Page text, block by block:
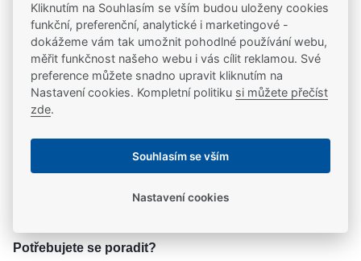
20 let na trhu
Poradíme vám, máme 20 let zkušeností
Popis
Protiplech pro elektromechanické a mechanické
zámky EL420, MP420, EL520, MP520, EL460,
EL560L, EL060, EL260, EL160, EL360, EL166,
Ke stažení
Parametry a specifikace
Potřebujete se poradit?
Kliknutím na Souhlasím se vším budou uloženy cookies
funkční, preferenční, analytické i marketingové -
dokážeme vám tak umožnit pohodlné používání webu,
měřit funkčnost našeho webu i vás cílit reklamou. Své
preference můžete snadno upravit kliknutím na
Nastavení cookies. Kompletní politiku si můžete přečíst
zde.
Souhlasím se vším
Nastavení cookies